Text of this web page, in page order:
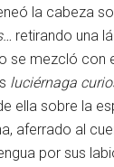
la cabeza
retirando una
se mezcló con
luciérnaga
ella sobre la
aferrado al
por sus